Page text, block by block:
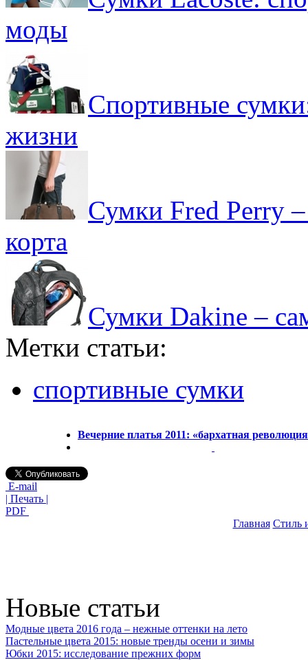
моды
Спортивные
жизни
Сумки Fred Perry
корта
Сумки Dakine –
Метки статьи:
спортивные сумки
Вечерние платья 2011: «бархатная
E-mail
| Печать |
PDF
Главная Стиль
Новые статьи
Модные цвета 2016 года – нежные оттенки на лето
Пастельные цвета 2015: новые тренды осени и зимы
Юбки 2015: исследование прежних форм